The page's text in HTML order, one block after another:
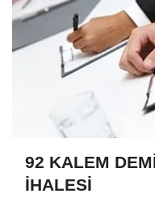
92 KALEM
İHALESİ